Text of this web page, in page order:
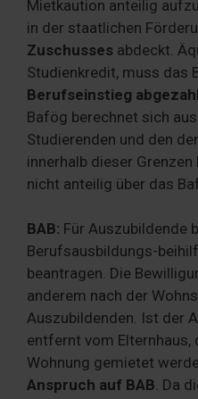
Mietkaution anteilig
in der staatlichen
Zuschusses abdeckt.
Studienkredit, muss das
Berufseinstieg
Bafög berechnet sich
Studierenden und den
innerhalb dieser
nicht anteilig über das
BAB: Für Auszubildende
Berufsausbildungs-
beantragen. Die
anderem nach der
Auszubildenden. Ist der
entfernt vom Elternhaus,
Wohnung gemietet
Anspruch auf BAB. Da